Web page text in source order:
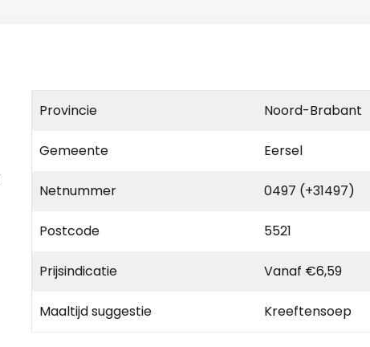
Provincie Noord-Brabant
Gemeente Eersel
Netnummer 0497 (+31497)
Postcode 5521
Prijsindicatie Vanaf €6,59
Maaltijd suggestie Kreeftensoep